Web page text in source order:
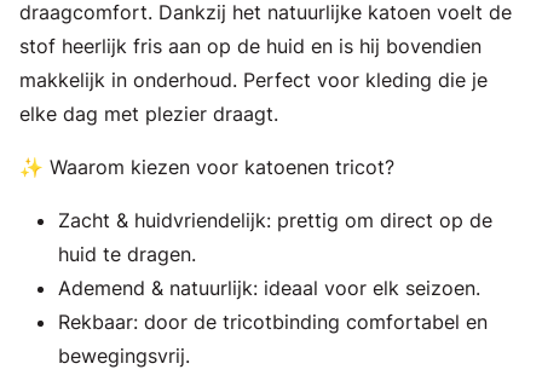
draagcomfort. Dankzij het natuurlijke katoen voelt de
stof heerlijk fris aan op de huid en is hij bovendien
makkelijk in onderhoud. Perfect voor kleding die je
elke dag met plezier draagt.
✨ Waarom kiezen voor katoenen tricot?
Zacht & huidvriendelijk: prettig om direct op de
huid te dragen.
Ademend & natuurlijk: ideaal voor elk seizoen.
Rekbaar: door de tricotbinding comfortabel en
bewegingsvrij.